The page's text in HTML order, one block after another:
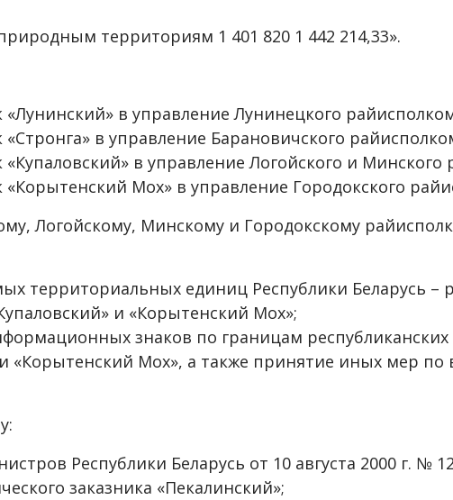
территориям 1 401 820 1 442 214,33».
«Лунинский» в управление Лунинецкого
«Стронга» в управление Барановичского
«Купаловский» в управление Логойского и
«Корытенский Мох» в управление Городокского
Логойскому, Минскому и Городокскому
территориальных единиц Республики Беларусь –
и «Корытенский Мох»;
знаков по границам республиканских
и «Корытенский Мох», а также принятие иных мер
Республики Беларусь от 10 августа 2000 г. №
заказника «Пекалинский»;